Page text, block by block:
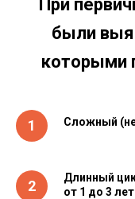
При
были
которыми
Сложный
Длинный
от 1 до 3 лет